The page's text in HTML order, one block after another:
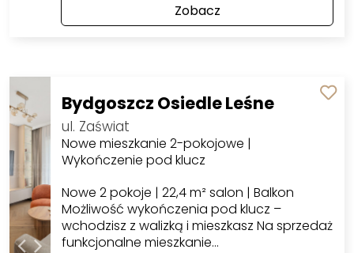
Zobacz
Bydgoszcz Osiedle Leśne
ul. Zaświat
Nowe mieszkanie 2-pokojowe |
Wykończenie pod klucz
Nowe 2 pokoje | 22,4 m² salon | Balkon
Możliwość wykończenia pod klucz –
wchodzisz z walizką i mieszkasz Na sprzedaż
funkcjonalne mieszkanie…